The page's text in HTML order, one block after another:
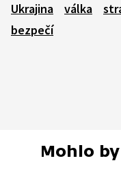
Ukrajina
válka
bezpečí
Mohlo